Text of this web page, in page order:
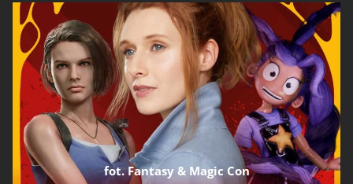
fot. Fantasy & Magic Con